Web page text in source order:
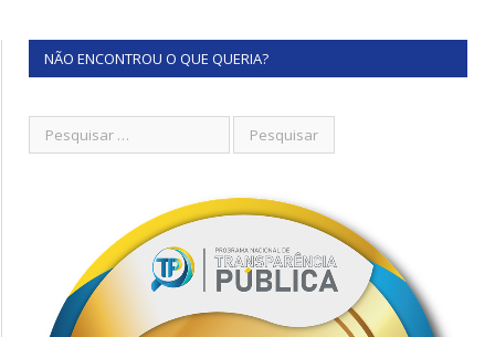
NÃO ENCONTROU O QUE QUERIA?